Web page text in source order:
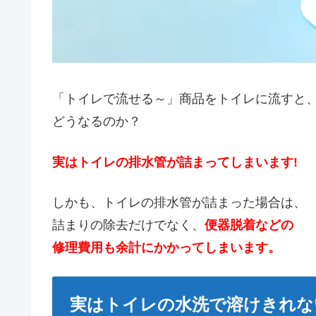
「トイレで流せる～」商品をトイレに流すと
どうなるのか？
実はトイレの排水管が詰まってしまいます!
しかも、トイレの排水管が詰まった場合は、
詰まりの除去だけでなく、 便器脱着などの
修理費用も余計にかかってしまいます。
実はトイレの水洗で溶けきれ